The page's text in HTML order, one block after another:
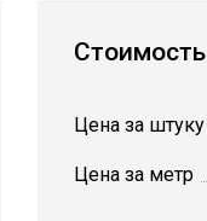
Стоимость
Цена за штуку
Цена за метр